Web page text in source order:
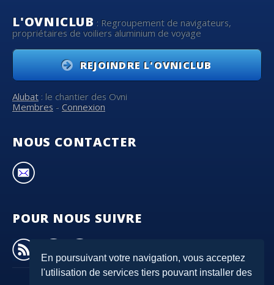
En poursuivant votre navigation, vous acceptez
l'utilisation de services tiers pouvant installer des
L'OVNICLUB : Regroupement de navigateurs,
propriétaires de voiliers aluminium de voyage
REJOINDRE L'OVNICLUB
Alubat : le chantier des Ovni
Membres - Connexion
NOUS CONTACTER
POUR NOUS SUIVRE